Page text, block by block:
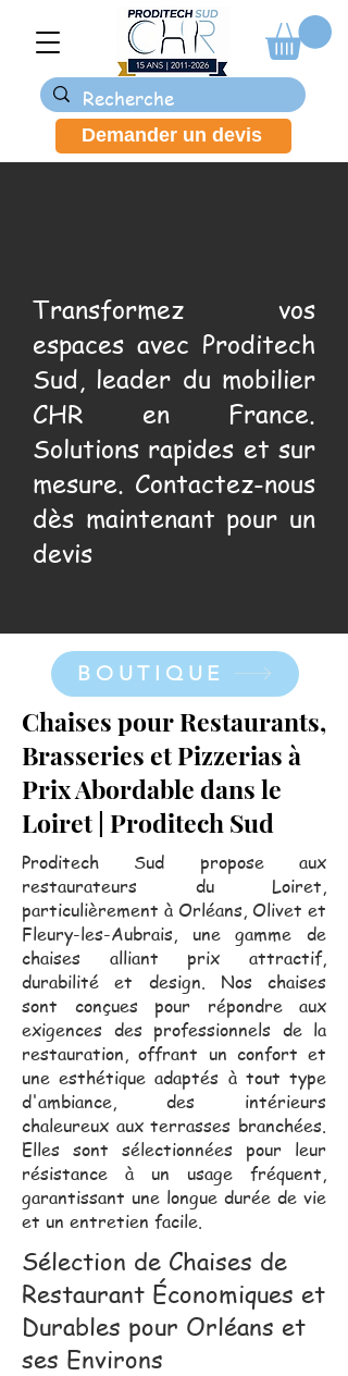
Demander un devis
Transformez vos
espaces avec Proditech
Sud, leader du mobilier
CHR en France.
Solutions rapides et sur
mesure. Contactez-nous
dès maintenant pour un
devis
BOUTIQUE
Chaises pour Restaurants,
Brasseries et Pizzerias à
Prix Abordable dans le
Loiret | Proditech Sud
Proditech Sud propose aux
restaurateurs du Loiret,
particulièrement à Orléans, Olivet et
Fleury-les-Aubrais, une gamme de
chaises alliant prix attractif,
durabilité et design. Nos chaises
sont conçues pour répondre aux
exigences des professionnels de la
restauration, offrant un confort et
une esthétique adaptés à tout type
d'ambiance, des intérieurs
chaleureux aux terrasses branchées.
Elles sont sélectionnées pour leur
résistance à un usage fréquent,
garantissant une longue durée de vie
et un entretien facile.
Sélection de Chaises de
Restaurant Économiques et
Durables pour Orléans et
ses Environs